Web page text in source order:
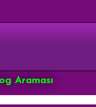
Araması